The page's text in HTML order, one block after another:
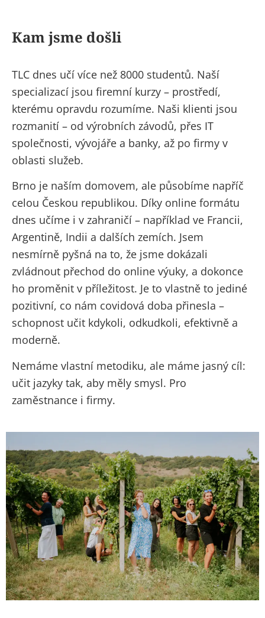
Kam jsme došli
TLC dnes učí více než 8000 studentů. Naší
specializací jsou firemní kurzy – prostředí,
kterému opravdu rozumíme. Naši klienti jsou
rozmanití – od výrobních závodů, přes IT
společnosti, vývojáře a banky, až po firmy v
oblasti služeb.
Brno je naším domovem, ale působíme napříč
celou Českou republikou. Díky online formátu
dnes učíme i v zahraničí – například ve Francii,
Argentině, Indii a dalších zemích. Jsem
nesmírně pyšná na to, že jsme dokázali
zvládnout přechod do online výuky, a dokonce
ho proměnit v příležitost. Je to vlastně to jediné
pozitivní, co nám covidová doba přinesla –
schopnost učit kdykoli, odkudkoli, efektivně a
moderně.
Nemáme vlastní metodiku, ale máme jasný cíl:
učit jazyky tak, aby měly smysl. Pro
zaměstnance i firmy.